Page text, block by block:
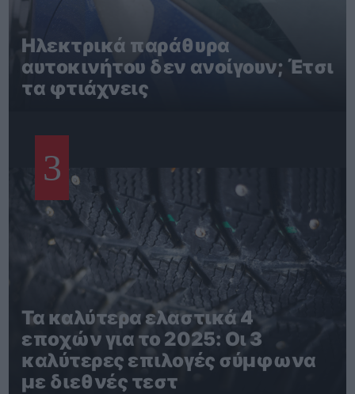
Ηλεκτρικά παράθυρα
αυτοκινήτου δεν ανοίγουν; Έτσι
τα φτιάχνεις
3
Τα καλύτερα ελαστικά 4
εποχών για το 2025: Οι 3
καλύτερες επιλογές σύμφωνα
με διεθνές τεστ